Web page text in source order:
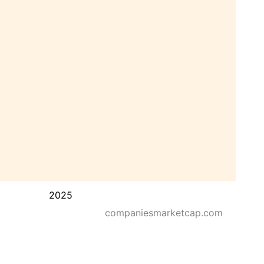
2025
companiesmarketcap.com